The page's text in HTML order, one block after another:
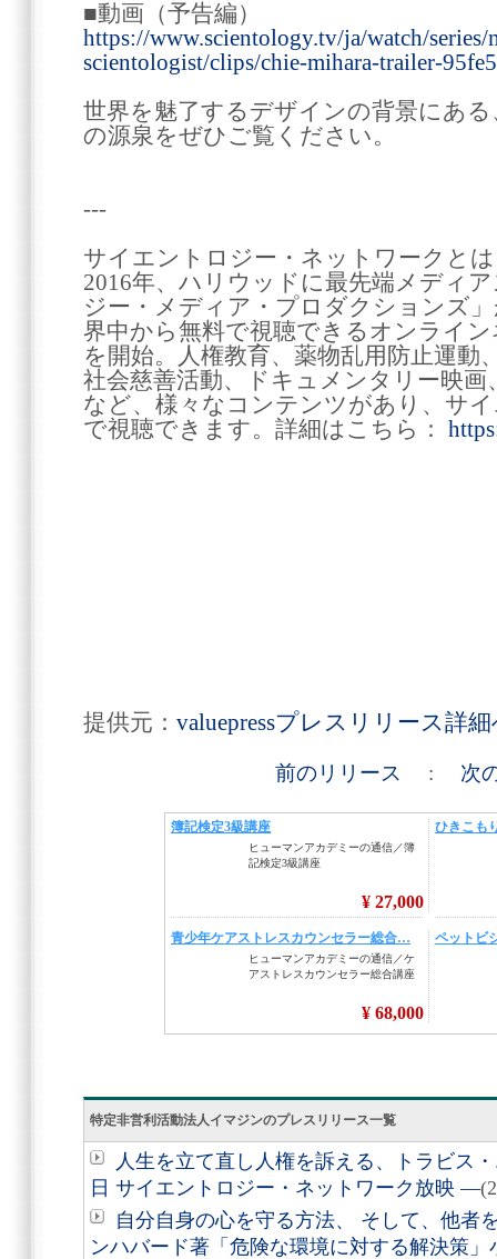
■動画（予告編）
https://www.scientology.tv/ja/watch/series/
scientologist/clips/chie-mihara-trailer-
世界を魅了するデザインの背景にあ
の源泉をぜひご覧ください。
---
サイエントロジー・ネットワークと
2016年、ハリウッドに最先端メディ
ジー・メディア・プロダクションズ
界中から無料で視聴できるオンライ
を開始。人権教育、薬物乱用防止運動
社会慈善活動、ドキュメンタリー映
など、様々なコンテンツがあり、サ
で視聴できます。詳細はこちら：
提供元： valuepressプレスリリース詳
前のリリース : 次
特定非営利活動法人イマジンのプレスリリース一覧
人生を立て直し人権を訴える、トラビス
日 サイエントロジー・ネットワーク放映 ―
自分自身の心を守る方法、 そして、他者
ンハバード著「危険な環境に対する解決策